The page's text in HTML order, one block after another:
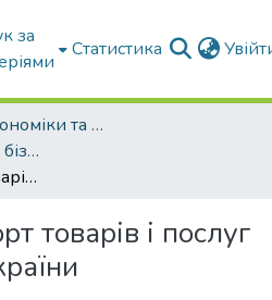
за
Статистика
Факультет Економіки та бізнесу
Кафедра Економіки і бізнесу
Експорт та імпорт товарів і послуг за регіонами України
товарів і послуг